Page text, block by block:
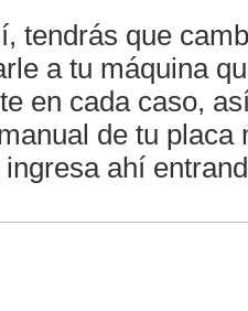
tendrás que
a tu máquina
en cada caso,
de tu placa
ahí